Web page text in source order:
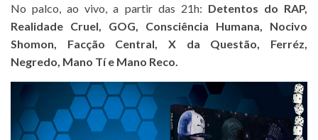
No palco, ao vivo, a partir das 21h: Detentos do RAP,
Realidade Cruel, GOG, Consciência Humana, Nocivo
Shomon, Facção Central, X da Questão, Ferréz,
Negredo, Mano Tí e Mano Reco.